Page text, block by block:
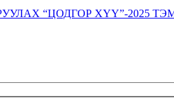
“ЦОДГОР ХҮҮ”-2025